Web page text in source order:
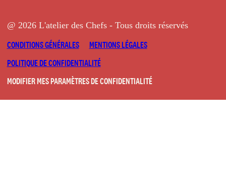
@ 2026 L'atelier des Chefs - Tous droits réservés
CONDITIONS GÉNÉRALES
MENTIONS LÉGALES
POLITIQUE DE CONFIDENTIALITÉ
MODIFIER MES PARAMÈTRES DE CONFIDENTIALITÉ